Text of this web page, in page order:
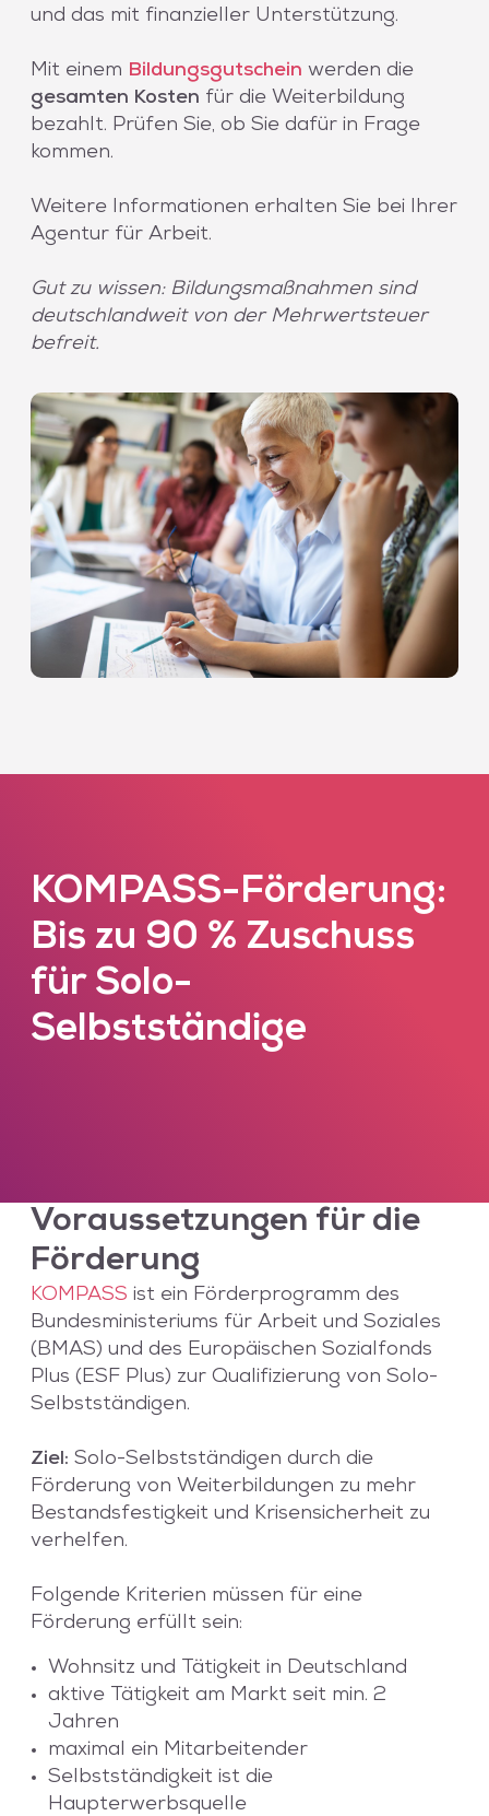
und das mit finanzieller Unterstützung.
Mit einem Bildungsgutschein werden die
gesamten Kosten für die Weiterbildung
bezahlt. Prüfen Sie, ob Sie dafür in Frage
kommen.
Weitere Informationen erhalten Sie bei Ihrer
Agentur für Arbeit.
Gut zu wissen: Bildungsmaßnahmen sind
deutschlandweit von der Mehrwertsteuer
befreit.
KOMPASS-Förderung:
Bis zu 90 % Zuschuss
für Solo-
Selbstständige
Voraussetzungen für die
Förderung
KOMPASS ist ein Förderprogramm des
Bundesministeriums für Arbeit und Soziales
(BMAS) und des Europäischen Sozialfonds
Plus (ESF Plus) zur Qualifizierung von Solo-
Selbstständigen.
Ziel: Solo-Selbstständigen durch die
Förderung von Weiterbildungen zu mehr
Bestandsfestigkeit und Krisensicherheit zu
verhelfen.
Folgende Kriterien müssen für eine
Förderung erfüllt sein:
Wohnsitz und Tätigkeit in Deutschland
aktive Tätigkeit am Markt seit min. 2
Jahren
maximal ein Mitarbeitender
Selbstständigkeit ist die
Haupterwerbsquelle